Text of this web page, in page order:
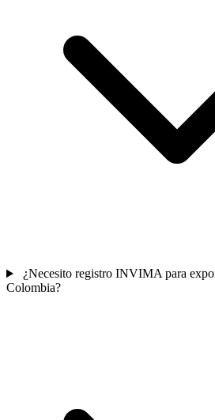
¿Necesito registro INVIMA para
Colombia?